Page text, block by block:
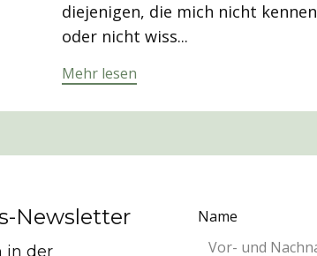
diejenigen, die mich nicht kennen
oder nicht wiss...
Mehr lesen
Newsletter
in der
Name